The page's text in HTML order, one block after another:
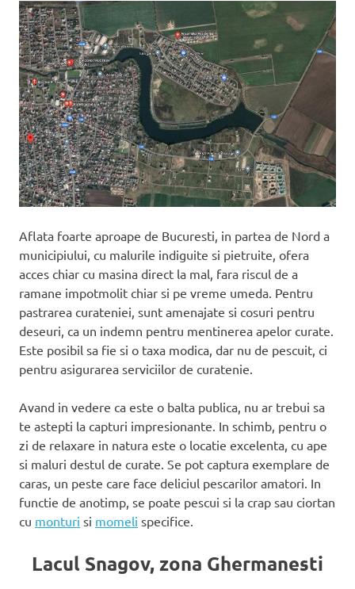
Aflata foarte aproape de Bucuresti, in partea de Nord a
municipiului, cu malurile indiguite si pietruite, ofera
acces chiar cu masina direct la mal, fara riscul de a
ramane impotmolit chiar si pe vreme umeda. Pentru
pastrarea curateniei, sunt amenajate si cosuri pentru
deseuri, ca un indemn pentru mentinerea apelor curate.
Este posibil sa fie si o taxa modica, dar nu de pescuit, ci
pentru asigurarea serviciilor de curatenie.
Avand in vedere ca este o balta publica, nu ar trebui sa
te astepti la capturi impresionante. In schimb, pentru o
zi de relaxare in natura este o locatie excelenta, cu ape
si maluri destul de curate. Se pot captura exemplare de
caras, un peste care face deliciul pescarilor amatori. In
functie de anotimp, se poate pescui si la crap sau ciortan
cu monturi si momeli specifice.
Lacul Snagov, zona Ghermanesti